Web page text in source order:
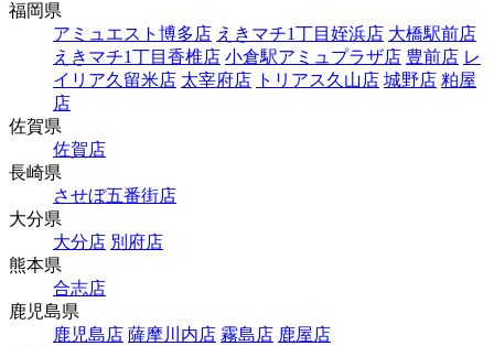
福岡県
アミュエスト博多店 えきマチ1丁目姪浜店 大橋駅前店
えきマチ1丁目香椎店 小倉駅アミュプラザ店 豊前店 レ
イリア久留米店 太宰府店 トリアス久山店 城野店 粕屋
店
佐賀県
佐賀店
長崎県
させぼ五番街店
大分県
大分店 別府店
熊本県
合志店
鹿児島県
鹿児島店 薩摩川内店 霧島店 鹿屋店